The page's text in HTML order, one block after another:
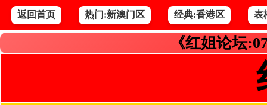
返回首页 热门:新澳门区 经典:香港区 表
《红姐论坛